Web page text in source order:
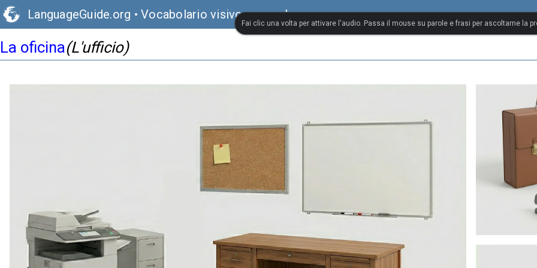
LanguageGuide.org • Vocabolario visivo spagnolo
La oficina(L'ufficio)
Fai clic una volta per attivare l'audio. Passa il mouse su parole e frasi per ascoltarne la